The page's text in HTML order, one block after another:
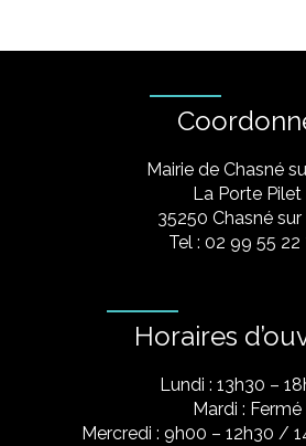
Mairie de Chasné
La Porte Pilet
35250 Chasné
Tel : 02 99 55 22
Horaires
Lundi : 13h30 –
Mardi : Fermé
Mercredi : 9h00 – 12h30 /